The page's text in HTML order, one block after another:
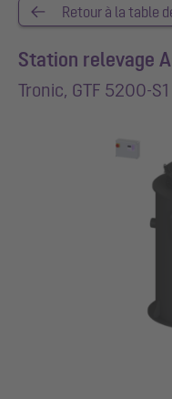
Retour à la table
Station relevage
Tronic, GTF 5200-S1